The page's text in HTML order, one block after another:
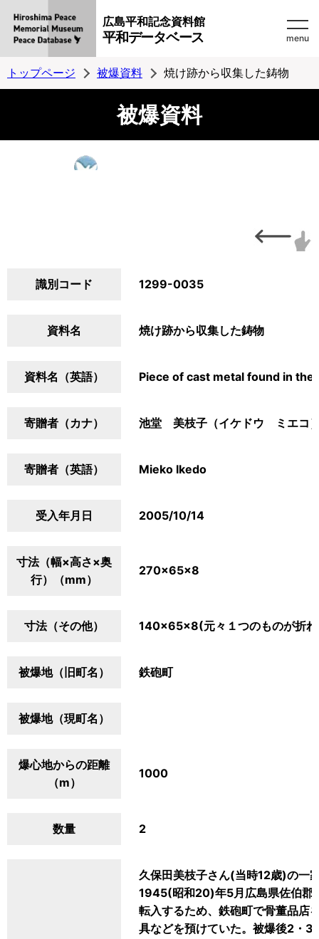
広島平和記念資料館
平和データベース menu
トップページ 被爆資料 焼け跡から収集した鋳物
被爆資料
識別コード 1299-0035
資料名 焼け跡から収集した鋳物
資料名（英語） Piece of cast metal found in the
寄贈者（カナ） 池堂 美枝子（イケドウ ミエコ
寄贈者（英語） Mieko Ikedo
受入年月日 2005/10/14
寸法（幅×高さ×奥
行）（mm）
270×65×8
寸法（その他） 140×65×8(元々１つのものが折
被爆地（旧町名） 鉄砲町
被爆地（現町名）
爆心地からの距離
（m）
1000
数量 2
久保田美枝子さん(当時12歳)の一
1945(昭和20)年5月広島県佐伯郡
転入するため、鉄砲町で骨董品店
具などを預けていた。被爆後2・